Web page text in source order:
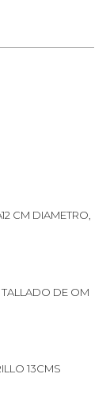
CM DIAMETRO,
DE OM
13CMS